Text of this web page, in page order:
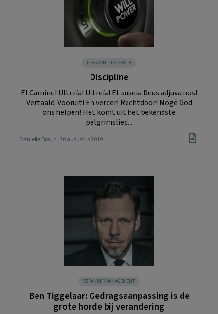
PERSOONLIJKE GROEI
Discipline
El Camino! Ultreïa! Ultreïa! Et suseia Deus adjuva nos!
Vertaald: Vooruit! En verder! Rechtdoor! Moge God
ons helpen! Het komt uit het bekendste
pelgrimslied...
Danielle Braun, 30 augustus 2019
VERANDERMANAGEMENT
Ben Tiggelaar: Gedragsaanpassing is de
grote horde bij verandering